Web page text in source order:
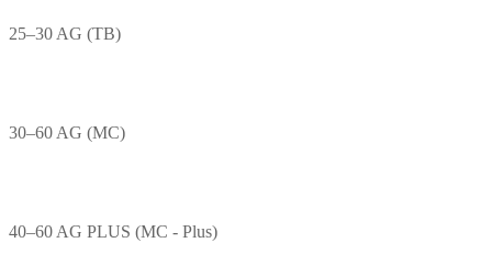
25–30 AG (TB)
30–60 AG (MC)
40–60 AG PLUS (MC - Plus)